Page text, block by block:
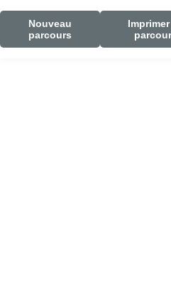
Nouveau
parcours